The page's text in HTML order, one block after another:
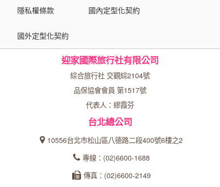
隱私權條款 國內定型化契約
國外定型化契約
迎家國際旅行社有限公司
綜合旅行社 交觀綜2104號
品保協會會員 第1517號
代表人：繆霞芬
台北總公司
10556台北市松山區八德路二段400號6樓之2
專線：(02)6600-1688
傳真：(02)6600-2149